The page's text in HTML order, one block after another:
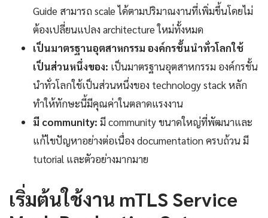
Guide สามารถ scale ได้ตามปริมาณงานที่เพิ่มขึ้นโดยไม่
ต้องเปลี่ยนแปลง architecture ใหม่ทั้งหมด
เป็นมาตรฐานอุตสาหกรรม องค์กรชั้นนำทั่วโลกใช้
เป็นส่วนหนึ่งของ: เป็นมาตรฐานอุตสาหกรรม องค์กรชั้น
นำทั่วโลกใช้เป็นส่วนหนึ่งของ technology stack หลัก
ทำให้ทักษะนี้มีคุณค่าในตลาดแรงงาน
มี community: มี community ขนาดใหญ่ที่พัฒนาและ
แก้ไขปัญหาอย่างต่อเนื่อง documentation ครบถ้วน มี
tutorial และตัวอย่างมากมาย
เริ่มต้นใช้งาน mTLS Service